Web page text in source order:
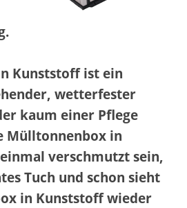
Kunststoff ist ein
wetterfester
kaum einer Pflege
Mülltonnenbox in
verschmutzt sein,
Tuch und schon sieht
in Kunststoff wieder